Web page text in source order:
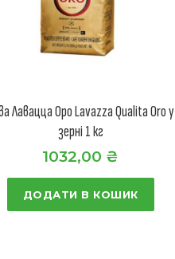
Лавацца Оро Lavazza Qualita Oro у
зерні 1 кг
1032,00 ₴
ДОДАТИ В КОШИК